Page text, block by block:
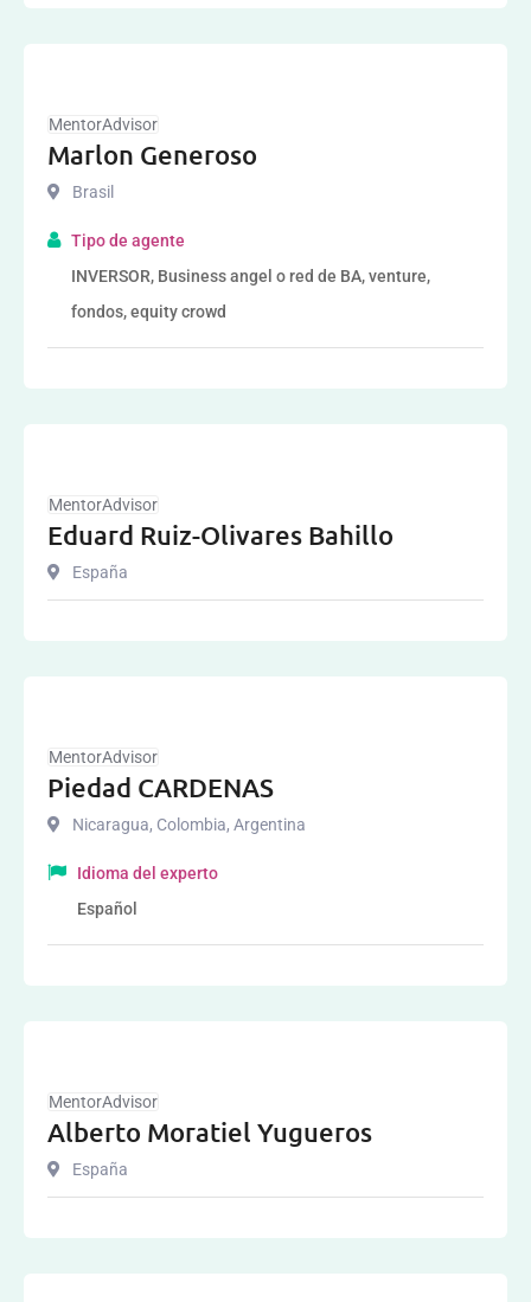
MentorAdvisor
Marlon Generoso
Brasil
Tipo de agente
INVERSOR, Business angel o red de BA, venture,
fondos, equity crowd
MentorAdvisor
Eduard Ruiz-Olivares Bahillo
España
MentorAdvisor
Piedad CARDENAS
Nicaragua, Colombia, Argentina
Idioma del experto
Español
MentorAdvisor
Alberto Moratiel Yugueros
España